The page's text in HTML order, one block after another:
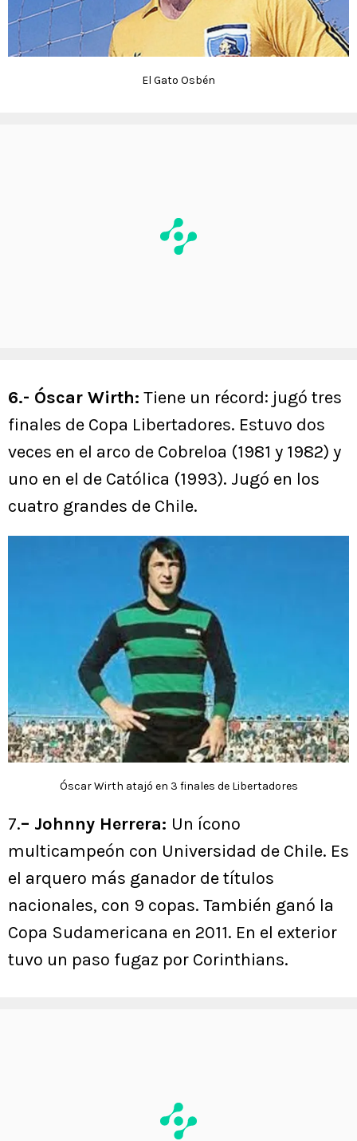
El Gato Osbén
6.- Óscar Wirth: Tiene un récord: jugó tres
finales de Copa Libertadores. Estuvo dos
veces en el arco de Cobreloa (1981 y 1982) y
uno en el de Católica (1993). Jugó en los
cuatro grandes de Chile.
Óscar Wirth atajó en 3 finales de Libertadores
7.– Johnny Herrera: Un ícono
multicampeón con Universidad de Chile. Es
el arquero más ganador de títulos
nacionales, con 9 copas. También ganó la
Copa Sudamericana en 2011. En el exterior
tuvo un paso fugaz por Corinthians.